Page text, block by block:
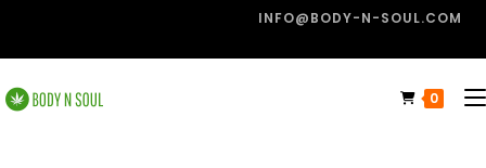
INFO@BODY-N-SOUL.COM
0